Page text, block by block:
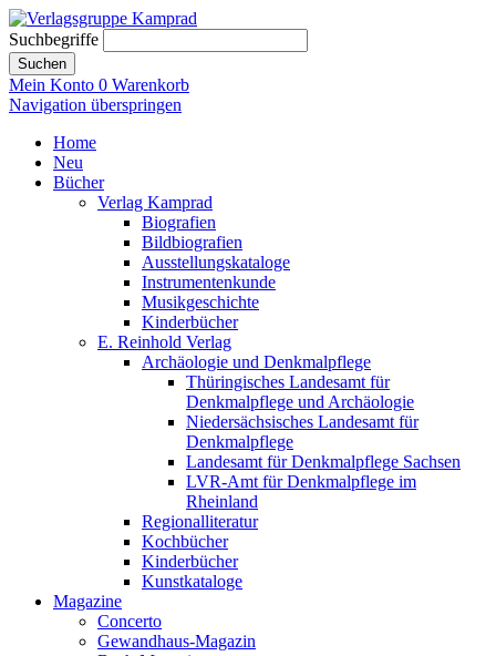
Suchbegriffe
Suchen
Mein Konto 0 Warenkorb
Navigation überspringen
Home
Neu
Bücher
Verlag Kamprad
Biografien
Bildbiografien
Ausstellungskataloge
Instrumentenkunde
Musikgeschichte
Kinderbücher
E. Reinhold Verlag
Archäologie und Denkmalpflege
Thüringisches Landesamt für
Denkmalpflege und Archäologie
Niedersächsisches Landesamt für
Denkmalpflege
Landesamt für Denkmalpflege Sachsen
LVR-Amt für Denkmalpflege im
Rheinland
Regionalliteratur
Kochbücher
Kinderbücher
Kunstkataloge
Magazine
Concerto
Gewandhaus-Magazin